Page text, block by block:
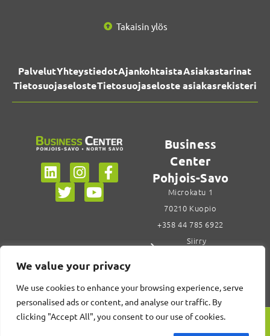
We value your privacy
We use cookies to enhance your browsing experience, serve
personalised ads or content, and analyse our traffic. By
clicking "Accept All", you consent to our use of cookies.
Takaisin ylös
PalvelutYhteystiedotAjankohtaistaAsiakastarinat
TietosuojaselosteTietosuojaseloste asiakasrekisteri
Business
Center
Pohjois-Savo
Microkatu 1
70210 Kuopio
+358 44 785 6922
Siirry